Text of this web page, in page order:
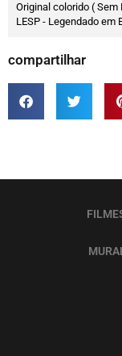
Original colorido ( Sem
LESP - Legendado em
compartilhar